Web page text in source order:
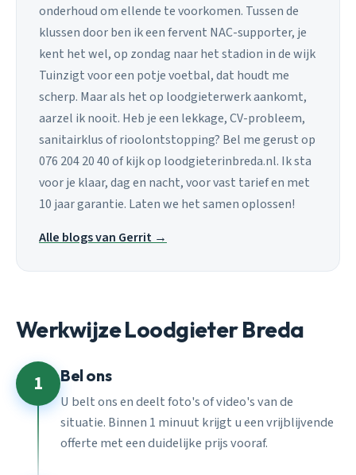
onderhoud om ellende te voorkomen. Tussen de
klussen door ben ik een fervent NAC-supporter, je
kent het wel, op zondag naar het stadion in de wijk
Tuinzigt voor een potje voetbal, dat houdt me
scherp. Maar als het op loodgieterwerk aankomt,
aarzel ik nooit. Heb je een lekkage, CV-probleem,
sanitairklus of rioolontstopping? Bel me gerust op
076 204 20 40 of kijk op loodgieterinbreda.nl. Ik sta
voor je klaar, dag en nacht, voor vast tarief en met
10 jaar garantie. Laten we het samen oplossen!
Alle blogs van Gerrit →
Werkwijze Loodgieter Breda
1 Bel ons
U belt ons en deelt foto's of video's van de
situatie. Binnen 1 minuut krijgt u een vrijblijvende
offerte met een duidelijke prijs vooraf.